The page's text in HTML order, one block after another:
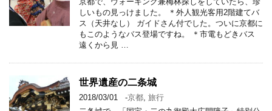
しいもの見っけました。 ＊外人観光客用2階建てバ
ス（天井なし） ガイドさん付でした。ついに京都に
もこのようなバス登場ですね。 ＊市電もどきバス
遠くから見 …
世界遺産の二条城
2018/03/01 -京都, 旅行